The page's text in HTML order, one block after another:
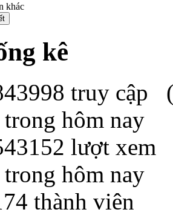
khác
kê
truy cập
trong hôm nay
lượt xem
trong hôm nay
thành viên